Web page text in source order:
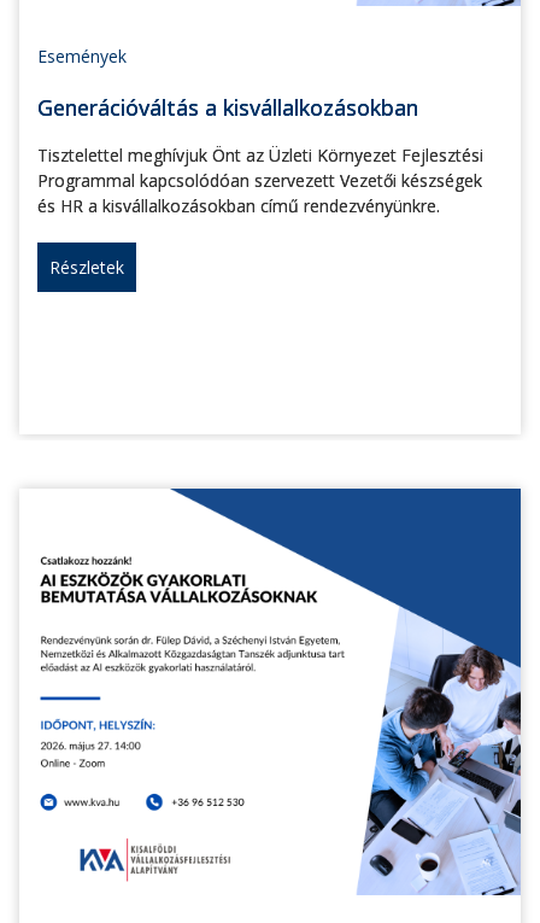
Események
Generációváltás a kisvállalkozásokban
Tisztelettel meghívjuk Önt az Üzleti Környezet Fejlesztési
Programmal kapcsolódóan szervezett Vezetői készségek
és HR a kisvállalkozásokban című rendezvényünkre.
Részletek